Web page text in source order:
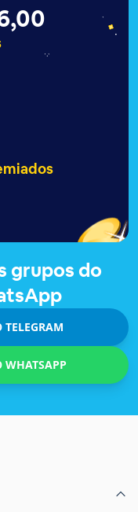
grupos do
TELEGRAM
WHATSAPP